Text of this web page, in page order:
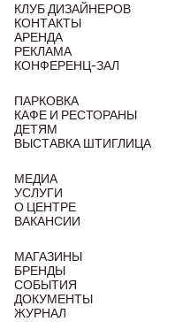
КЛУБ ДИЗАЙНЕРОВ
КОНТАКТЫ
АРЕНДА
РЕКЛАМА
КОНФЕРЕНЦ-ЗАЛ
ПАРКОВКА
КАФЕ И РЕСТОРАНЫ
ДЕТЯМ
ВЫСТАВКА ШТИГЛИЦА
МЕДИА
УСЛУГИ
О ЦЕНТРЕ
ВАКАНСИИ
МАГАЗИНЫ
БРЕНДЫ
СОБЫТИЯ
ДОКУМЕНТЫ
ЖУРНАЛ